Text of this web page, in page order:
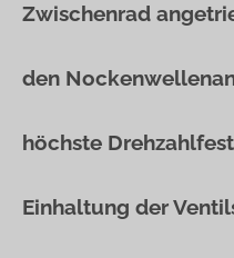
Zwischenrad
den
höchste
Einhaltung der